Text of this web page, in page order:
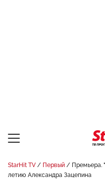
StarHit TV Первый
Премьера.
летию Александра Зацепина